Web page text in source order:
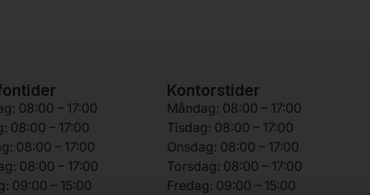
08:00 – 17:00
08:00 – 17:00
08:00 – 17:00
08:00 – 17:00
09:00 – 15:00
Kontorstider
Måndag: 08:00 – 17:00
Tisdag: 08:00 – 17:00
Onsdag: 08:00 – 17:00
Torsdag: 08:00 – 17:00
Fredag: 09:00 – 15:00